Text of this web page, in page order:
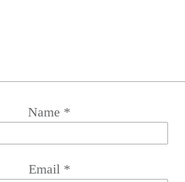
Name *
Email *